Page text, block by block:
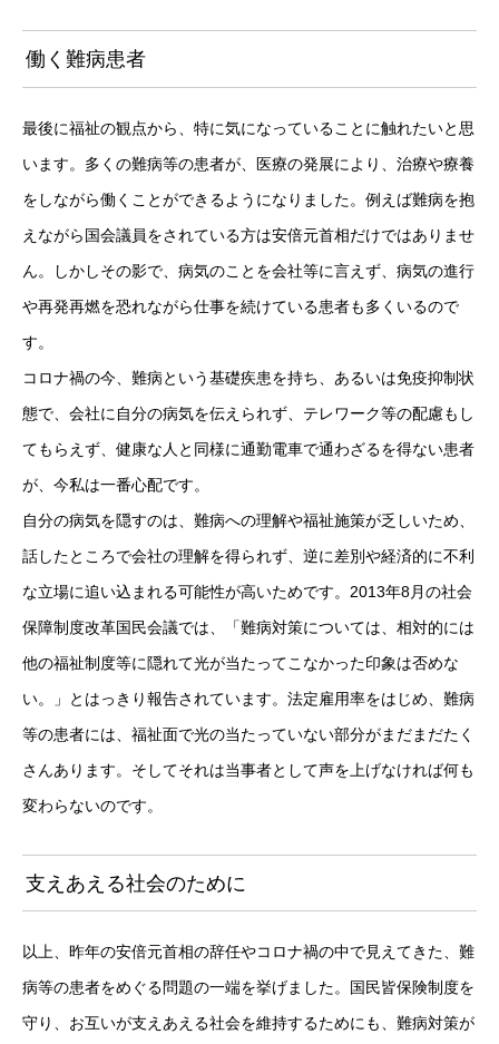
働く難病患者
最後に福祉の観点から、特に気になっていることに触れたいと思
います。多くの難病等の患者が、医療の発展により、治療や療養
をしながら働くことができるようになりました。例えば難病を抱
えながら国会議員をされている方は安倍元首相だけではありませ
ん。しかしその影で、病気のことを会社等に言えず、病気の進行
や再発再燃を恐れながら仕事を続けている患者も多くいるので
す。
コロナ禍の今、難病という基礎疾患を持ち、あるいは免疫抑制状
態で、会社に自分の病気を伝えられず、テレワーク等の配慮もし
てもらえず、健康な人と同様に通勤電車で通わざるを得ない患者
が、今私は一番心配です。
自分の病気を隠すのは、難病への理解や福祉施策が乏しいため、
話したところで会社の理解を得られず、逆に差別や経済的に不利
な立場に追い込まれる可能性が高いためです。2013年8月の社会
保障制度改革国民会議では、「難病対策については、相対的には
他の福祉制度等に隠れて光が当たってこなかった印象は否めな
い。」とはっきり報告されています。法定雇用率をはじめ、難病
等の患者には、福祉面で光の当たっていない部分がまだまだたく
さんあります。そしてそれは当事者として声を上げなければ何も
変わらないのです。
支えあえる社会のために
以上、昨年の安倍元首相の辞任やコロナ禍の中で見えてきた、難
病等の患者をめぐる問題の一端を挙げました。国民皆保険制度を
守り、お互いが支えあえる社会を維持するためにも、難病対策が